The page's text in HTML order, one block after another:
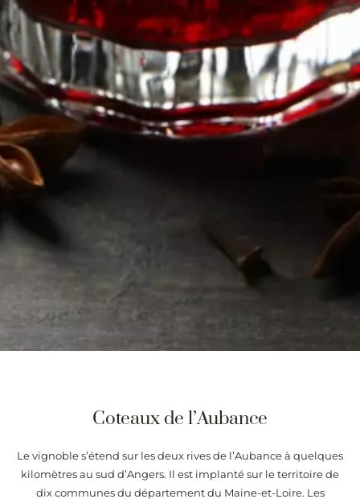
Coteaux de l’Aubance
Le vignoble s’étend sur les deux rives de l’Aubance à quelques
kilomètres au sud d’Angers. Il est implanté sur le territoire de
dix communes du département du Maine-et-Loire. Les